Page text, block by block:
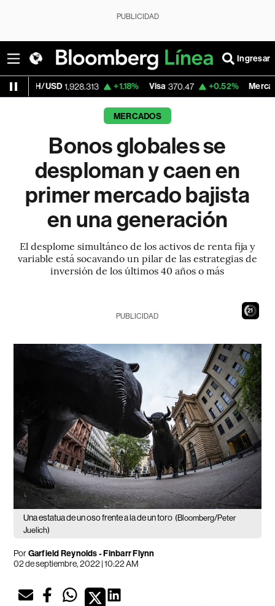
PUBLICIDAD
Ingresar
1,928.313 +1.18% Visa 370.47 +0.52% MercadoLibre
MERCADOS
Bonos globales se
desploman y caen en
primer mercado bajista
en una generación
El desplome simultáneo de los activos de renta fija y
variable está socavando un pilar de las estrategias de
inversión de los últimos 40 años o más
20
PUBLICIDAD
Una estatua de un oso frente a la de un toro (Bloomberg/Peter
Juelich)
PorGarfield Reynolds - Finbarr Flynn
02 de septiembre, 2022 | 10:22 AM